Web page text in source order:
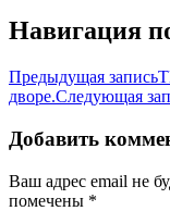
Навигация
Предыдущая запись
дворе.Следующая
Добавить
Ваш адрес email не
помечены *